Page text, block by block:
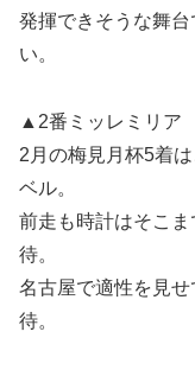
発揮できそうな舞
い。
▲2番ミッレミリア
2月の梅見月杯5着
ベル。
前走も時計はそこ
待。
名古屋で適性を見
待。